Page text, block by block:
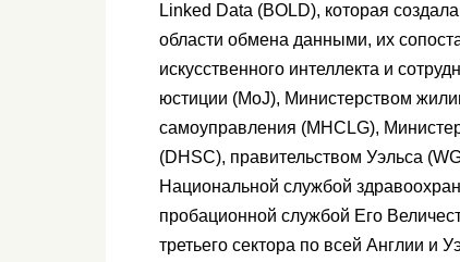
Linked Data (BOLD), которая
области обмена данными, их
искусственного интеллекта и
юстиции (MoJ), Министерством
самоуправления (MHCLG),
(DHSC), правительством Уэльса
Национальной службой
пробационной службой Его
третьего сектора по всей Англии и